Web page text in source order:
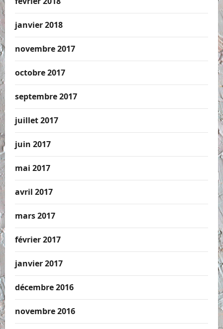
janvier 2018
novembre 2017
octobre 2017
septembre 2017
juillet 2017
juin 2017
mai 2017
avril 2017
mars 2017
février 2017
janvier 2017
décembre 2016
novembre 2016